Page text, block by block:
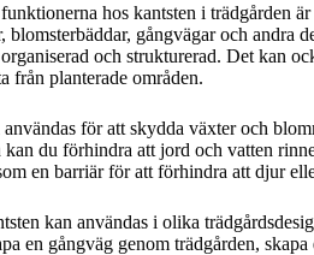
hos kantsten i trädgården
blomsterbäddar, gångvägar och andra
och strukturerad. Det kan
från planterade områden.
för att skydda växter och
kan du förhindra att jord och vatten
en barriär för att förhindra att djur
kan användas i olika
en gångväg genom trädgården,